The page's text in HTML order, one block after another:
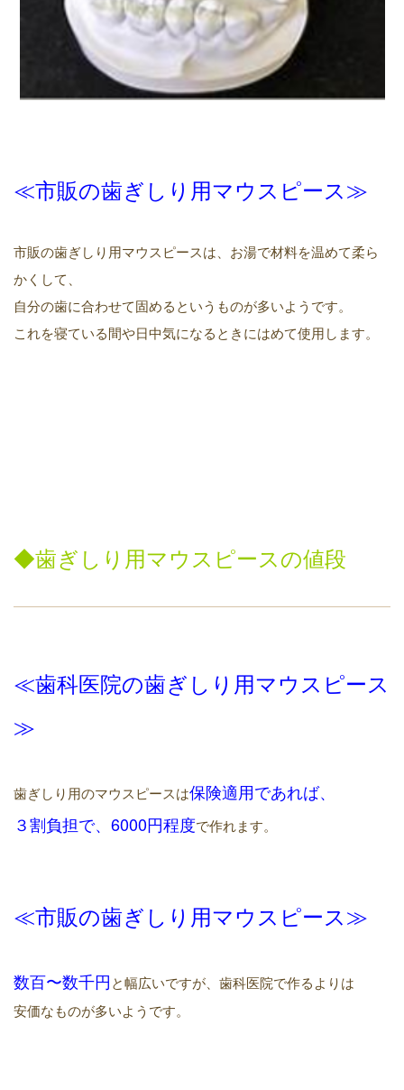
≪市販の歯ぎしり用マウスピース≫
市販の歯ぎしり用マウスピースは、お湯で材料を温めて柔ら
かくして、
自分の歯に合わせて固めるというものが多いようです。
これを寝ている間や日中気になるときにはめて使用します。
◆歯ぎしり用マウスピースの値段
≪歯科医院の歯ぎしり用マウスピース
≫
歯ぎしり用のマウスピースは保険適用であれば、
３割負担で、 6000円程度で作れます。
≪市販の歯ぎしり用マウスピース≫
数百〜数千円と幅広いですが、歯科医院で作るよりは
安価なものが多いようです。